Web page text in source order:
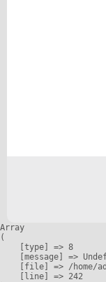
Array
(
    [type] => 8
[message] =>
[file] => /home/
    [line] => 242